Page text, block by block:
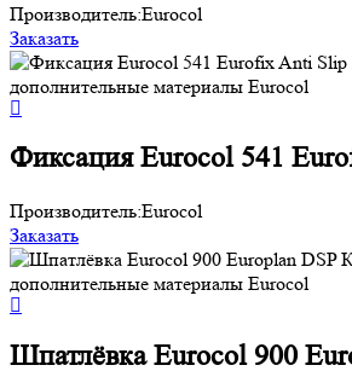
Производитель:Eurocol
Заказать
Фиксация Eurocol 541
Производитель:Eurocol
Заказать
Шпатлёвка Eurocol 900